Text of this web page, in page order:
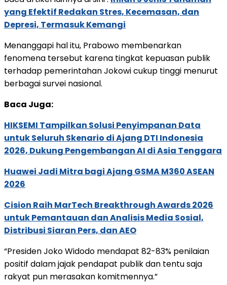
yang Efektif Redakan Stres, Kecemasan, dan
Depresi, Termasuk Kemangi
Menanggapi hal itu, Prabowo membenarkan
fenomena tersebut karena tingkat kepuasan publik
terhadap pemerintahan Jokowi cukup tinggi menurut
berbagai survei nasional.
Baca Juga:
HIKSEMI Tampilkan Solusi Penyimpanan Data
untuk Seluruh Skenario di Ajang DTI Indonesia
2026, Dukung Pengembangan AI di Asia Tenggara
Huawei Jadi Mitra bagi Ajang GSMA M360 ASEAN
2026
Cision Raih MarTech Breakthrough Awards 2026
untuk Pemantauan dan Analisis Media Sosial,
Distribusi Siaran Pers, dan AEO
“Presiden Joko Widodo mendapat 82-83% penilaian
positif dalam jajak pendapat publik dan tentu saja
rakyat pun merasakan komitmennya.”